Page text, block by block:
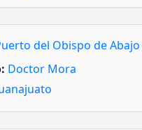
del Obispo de Abajo
Doctor Mora